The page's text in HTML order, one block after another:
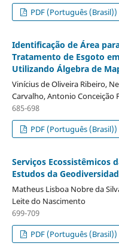
PDF (Português (Brasil))
Identificação de Área
Tratamento de Esgoto
Utilizando Álgebra de
Vinícius de Oliveira Ribeiro,
Carvalho, Antonio Conceição
685-698
PDF (Português (Brasil))
Serviços Ecossistêmicos
Estudos da
Matheus Lisboa Nobre da
Leite do Nascimento
699-709
PDF (Português (Brasil))